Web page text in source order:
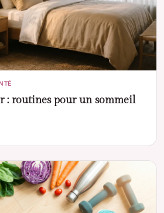
: routines pour un sommeil